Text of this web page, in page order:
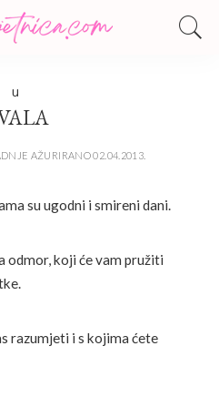
U
AŽURIRANO 02.04.2013.
su ugodni i smireni dani.
odmor, koji će vam pružiti
razumjeti i s kojima ćete